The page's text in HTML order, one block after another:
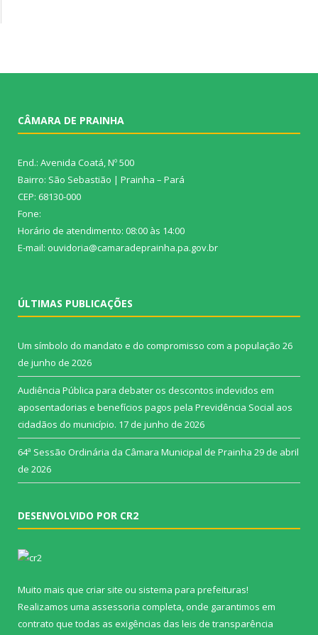
CÂMARA DE PRAINHA
End.: Avenida Coatá, Nº 500
Bairro: São Sebastião | Prainha – Pará
CEP: 68130-000
Fone:
Horário de atendimento: 08:00 às 14:00
E-mail: ouvidoria@camaradeprainha.pa.gov.br
ÚLTIMAS PUBLICAÇÕES
Um símbolo do mandato e do compromisso com a população 26
de junho de 2026
Audiência Pública para debater os descontos indevidos em
aposentadorias e benefícios pagos pela Previdência Social aos
cidadãos do município. 17 de junho de 2026
64ª Sessão Ordinária da Câmara Municipal de Prainha 29 de abril
de 2026
DESENVOLVIDO POR CR2
Muito mais que criar site ou sistema para prefeituras!
Realizamos uma assessoria completa, onde garantimos em
contrato que todas as exigências das leis de transparência